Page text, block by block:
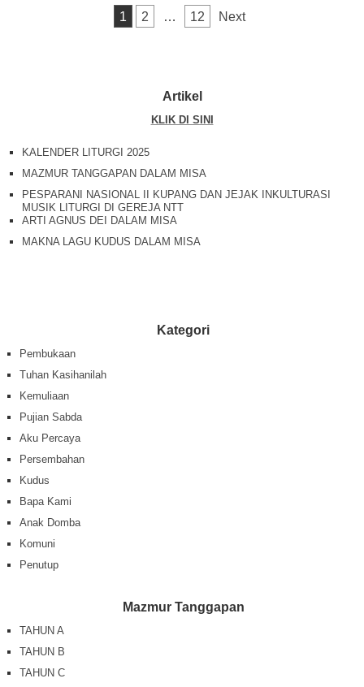
Posts navigation1 2 … 12 Next
Artikel
KLIK DI SINI
KALENDER LITURGI 2025
MAZMUR TANGGAPAN DALAM MISA
PESPARANI NASIONAL II KUPANG DAN JEJAK INKULTURASI
MUSIK LITURGI DI GEREJA NTT
ARTI AGNUS DEI DALAM MISA
MAKNA LAGU KUDUS DALAM MISA
Kategori
Pembukaan
Tuhan Kasihanilah
Kemuliaan
Pujian Sabda
Aku Percaya
Persembahan
Kudus
Bapa Kami
Anak Domba
Komuni
Penutup
Mazmur Tanggapan
TAHUN A
TAHUN B
TAHUN C